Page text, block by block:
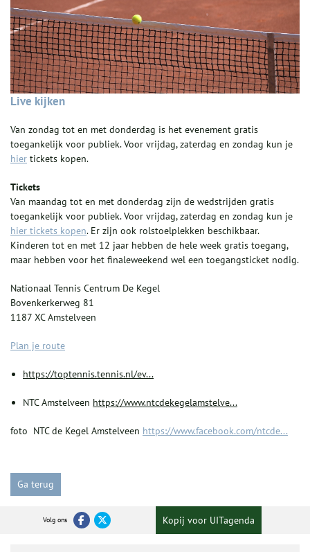
Live kijken
Van zondag tot en met donderdag is het evenement gratis
toegankelijk voor publiek. Voor vrijdag, zaterdag en zondag kun je
hier tickets kopen.
Tickets
Van maandag tot en met donderdag zijn de wedstrijden gratis
toegankelijk voor publiek. Voor vrijdag, zaterdag en zondag kun je
hier tickets kopen. Er zijn ook rolstoelplekken beschikbaar.
Kinderen tot en met 12 jaar hebben de hele week gratis toegang,
maar hebben voor het finaleweekend wel een toegangsticket nodig.
Nationaal Tennis Centrum De Kegel
Bovenkerkerweg 81
1187 XC Amstelveen
Plan je route
https://toptennis.tennis.nl/ev...
NTC Amstelveen https://www.ntcdekegelamstelve...
foto NTC de Kegel Amstelveen https://www.facebook.com/ntcde...
Ga terug
Volg ons Kopij voor UITagenda